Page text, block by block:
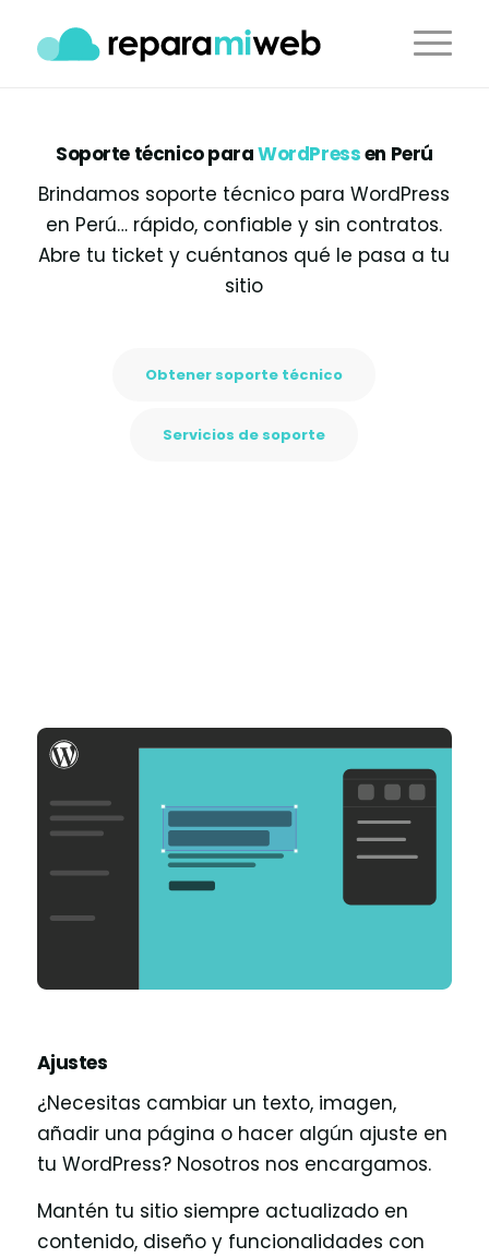
Soporte técnico paraWordPressen Perú
Brindamos soporte técnico para WordPress
en Perú… rápido, confiable y sin contratos.
Abre tu ticket y cuéntanos qué le pasa a tu
sitio
Obtener soporte técnico
Servicios de soporte
Ajustes
¿Necesitas cambiar un texto, imagen,
añadir una página o hacer algún ajuste en
tu WordPress? Nosotros nos encargamos.
Mantén tu sitio siempre actualizado en
contenido, diseño y funcionalidades con